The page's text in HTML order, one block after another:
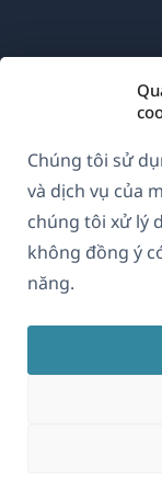
Chúng tôi sử
và dịch vụ của
chúng tôi xử lý
không đồng ý
năng.
©